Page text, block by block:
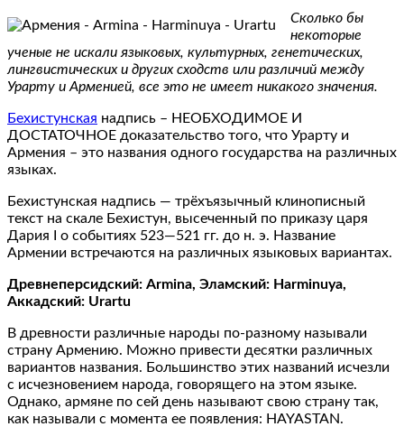
Сколько бы
некоторые
ученые не искали языковых, культурных, генетических,
лингвистических и других сходств или различий между
Урарту и Арменией, все это не имеет никакого значения.
Бехистунская надпись – НЕОБХОДИМОЕ И
ДОСТАТОЧНОЕ доказательство того, что Урарту и
Армения – это названия одного государства на различных
языках.
Бехистунская надпись — трёхъязычный клинописный
текст на скале Бехистун, высеченный по приказу царя
Дария I о событиях 523—521 гг. до н. э. Название
Армении встречаются на различных языковых вариантах.
Древнеперсидский: Armina, Эламский: Harminuya,
Аккадский: Urartu
В древности различные народы по-разному называли
страну Армению. Можно привести десятки различных
вариантов названия. Большинство этих названий исчезли
с исчезновением народа, говорящего на этом языке.
Однако, армяне по сей день называют свою страну так,
как называли с момента ее появления: HAYASTAN.